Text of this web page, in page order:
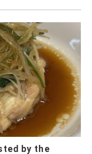
by the